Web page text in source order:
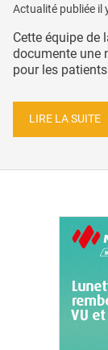
Actualité publiée il
Cette équipe de
documente une
pour les
LIRE LA SUITE